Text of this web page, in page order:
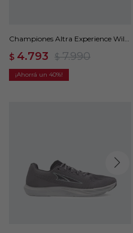
Championes Altra Experience Wild
$ 4.793 $ 7.990
40